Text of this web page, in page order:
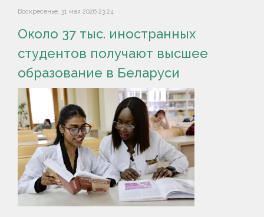
Воскресенье, 31 мая 2026 23:24
Около 37 тыс. иностранных
студентов получают высшее
образование в Беларуси